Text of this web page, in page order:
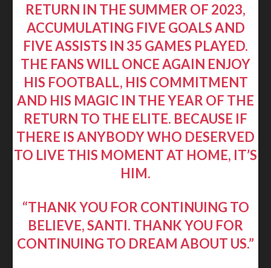
RETURN IN THE SUMMER OF 2023,
ACCUMULATING FIVE GOALS AND
FIVE ASSISTS IN 35 GAMES PLAYED.
THE FANS WILL ONCE AGAIN ENJOY
HIS FOOTBALL, HIS COMMITMENT
AND HIS MAGIC IN THE YEAR OF THE
RETURN TO THE ELITE. BECAUSE IF
THERE IS ANYBODY WHO DESERVED
TO LIVE THIS MOMENT AT HOME, IT’S
HIM.
“THANK YOU FOR CONTINUING TO
BELIEVE, SANTI. THANK YOU FOR
CONTINUING TO DREAM ABOUT US.”